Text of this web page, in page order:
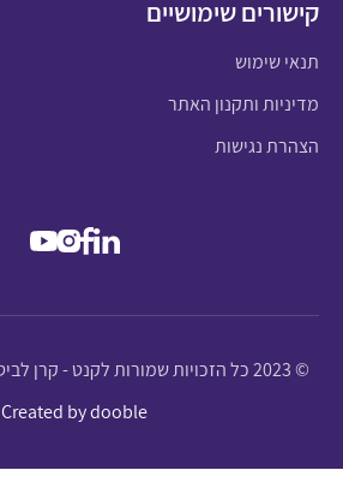
קישורים שימושיים
תנאי שימוש
מדיניות ותקנון האתר
הצהרת נגישות
© 2023 כל הזכויות שמורות לקנט - קרן לביטוח נזקי טבע בחקלאות
Created by dooble